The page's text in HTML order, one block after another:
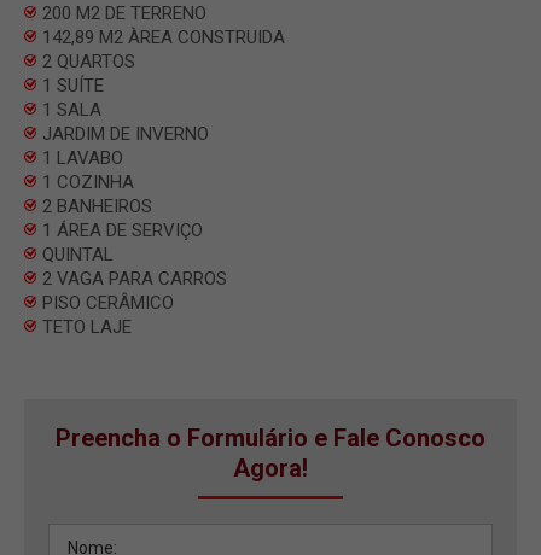
200 M2 DE TERRENO
142,89 M2 ÀREA CONSTRUIDA
2 QUARTOS
1 SUÍTE
1 SALA
JARDIM DE INVERNO
1 LAVABO
1 COZINHA
2 BANHEIROS
1 ÁREA DE SERVIÇO
QUINTAL
2 VAGA PARA CARROS
PISO CERÂMICO
TETO LAJE
Preencha o Formulário e Fale Conosco
Agora!